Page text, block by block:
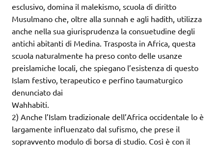
esclusivo, domina il malekismo, scuola di diritto
Musulmano che, oltre alla sunnah e agli hadith, utilizza
anche nella sua giurisprudenza la consuetudine degli
antichi abitanti di Medina. Trasposta in Africa, questa
scuola naturalmente ha preso conto delle usanze
preislamiche locali, che spiegano l’esistenza di questo
Islam festivo, terapeutico e perfino taumaturgico
denunciato dai
Wahhabiti.
2) Anche l’Islam tradizionale dell’Africa occidentale lo è
largamente influenzato dal sufismo, che prese il
sopravvento modulo di borsa di studio. Così è con il